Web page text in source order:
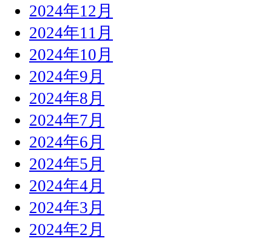
2024年12月
2024年11月
2024年10月
2024年9月
2024年8月
2024年7月
2024年6月
2024年5月
2024年4月
2024年3月
2024年2月